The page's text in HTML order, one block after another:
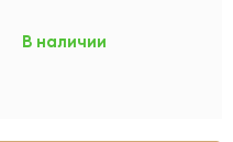
В наличии